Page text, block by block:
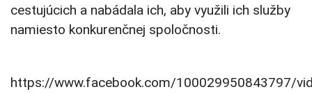
cestujúcich a nabádala ich, aby využili ich služby
namiesto konkurenčnej spoločnosti.
https://www.facebook.com/100029950843797/